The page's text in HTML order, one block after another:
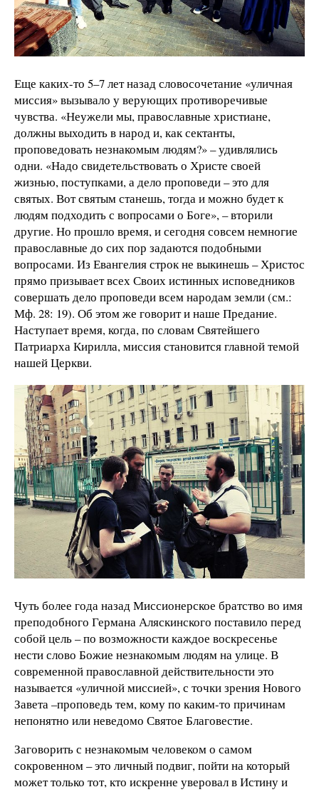
Еще каких-то 5–7 лет назад словосочетание «уличная
миссия» вызывало у верующих противоречивые
чувства. «Неужели мы, православные христиане,
должны выходить в народ и, как сектанты,
проповедовать незнакомым людям?» – удивлялись
одни. «Надо свидетельствовать о Христе своей
жизнью, поступками, а дело проповеди – это для
святых. Вот святым станешь, тогда и можно будет к
людям подходить с вопросами о Боге», – вторили
другие. Но прошло время, и сегодня совсем немногие
православные до сих пор задаются подобными
вопросами. Из Евангелия строк не выкинешь – Христос
прямо призывает всех Своих истинных исповедников
совершать дело проповеди всем народам земли (см.:
Мф. 28: 19). Об этом же говорит и наше Предание.
Наступает время, когда, по словам Святейшего
Патриарха Кирилла, миссия становится главной темой
нашей Церкви.
Чуть более года назад Миссионерское братство во имя
преподобного Германа Аляскинского поставило перед
собой цель – по возможности каждое воскресенье
нести слово Божие незнакомым людям на улице. В
современной православной действительности это
называется «уличной миссией», с точки зрения Нового
Завета –проповедь тем, кому по каким-то причинам
непонятно или неведомо Святое Благовестие.
Заговорить с незнакомым человеком о самом
сокровенном – это личный подвиг, пойти на который
может только тот, кто искренне уверовал в Истину и